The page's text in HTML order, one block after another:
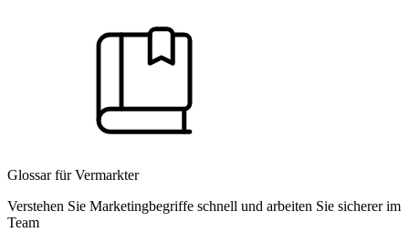
Glossar für Vermarkter
Verstehen Sie Marketingbegriffe schnell und arbeiten Sie sicherer im
Team